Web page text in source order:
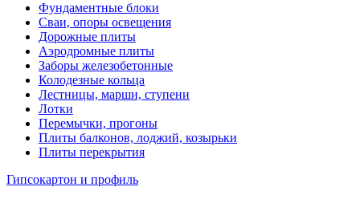
Фундаментные блоки
Сваи, опоры освещения
Дорожные плиты
Аэродромные плиты
Заборы железобетонные
Колодезные кольца
Лестницы, марши, ступени
Лотки
Перемычки, прогоны
Плиты балконов, лоджий, козырьки
Плиты перекрытия
Гипсокартон и профиль